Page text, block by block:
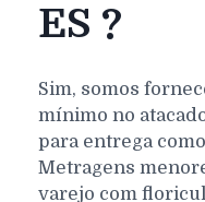
ES ?
Sim, somos
mínimo no
para entrega
Metragens
varejo com